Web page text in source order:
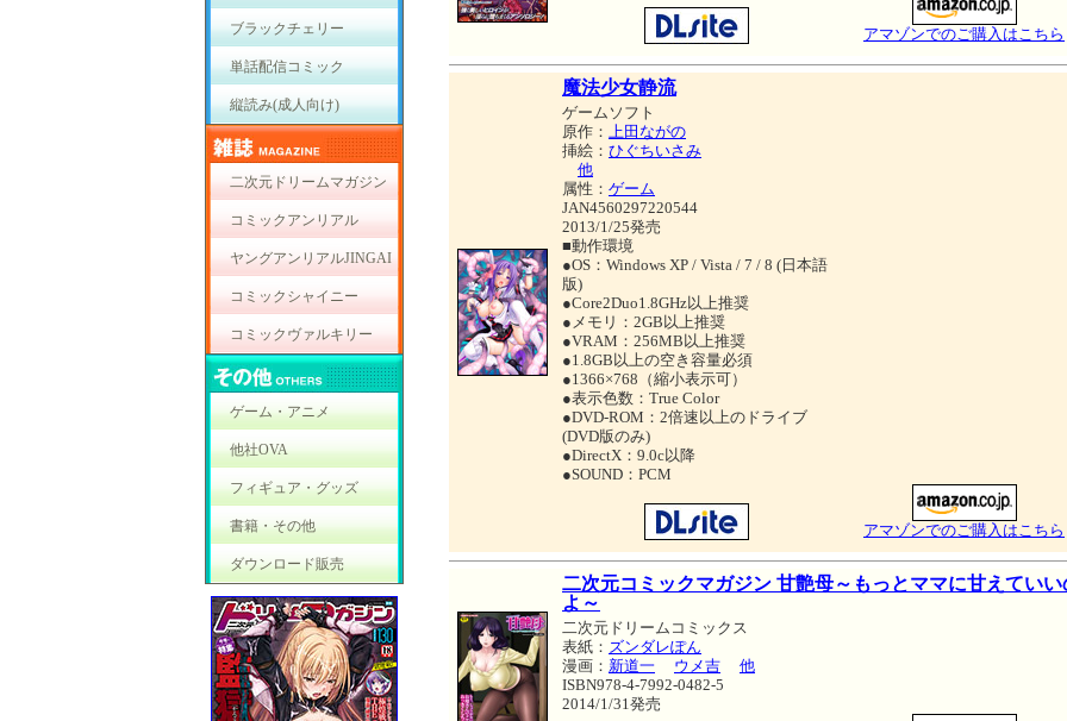
ブラックチェリー
単話配信コミック
縦読み(成人向け)
二次元ドリームマガジン
コミックアンリアル
ヤングアンリアルJINGAI
コミックシャイニー
コミックヴァルキリー
ゲーム・アニメ
他社OVA
フィギュア・グッズ
書籍・その他
ダウンロード販売
アマゾンでのご購入はこちら
魔法少女静流
ゲームソフト
原作： 上田ながの
挿絵： ひぐちいさみ
他
属性： ゲーム
JAN4560297220544
2013/1/25発売
■動作環境
●OS：Windows XP / Vista / 7 / 8 (日本語
版)
●Core2Duo1.8GHz以上推奨
●メモリ：2GB以上推奨
●VRAM：256MB以上推奨
●1.8GB以上の空き容量必須
●1366×768（縮小表示可）
●表示色数：True Color
●DVD-ROM：2倍速以上のドライブ
(DVD版のみ)
●DirectX：9.0c以降
●SOUND：PCM
アマゾンでのご購入はこちら
二次元コミックマガジン 甘艶母～もっとママに甘えていい
よ～
二次元ドリームコミックス
表紙： ズンダレぽん
漫画： 新道一 ウメ吉
他
ISBN978-4-7992-0482-5
2014/1/31発売